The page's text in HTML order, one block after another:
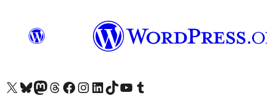
Bezoek ons X (voorheen Twitter) account
Bezoek ons Bluesky account
Bezoek ons Mastodon account
Bezoek ons Threads account
Onze Facebook pagina bezoeken
Bezoek ons Instagram account
Bezoek ons LinkedIn account
Bezoek ons TikTok account
Bezoek ons YouTube kanaalBezoek ons Tumblr account